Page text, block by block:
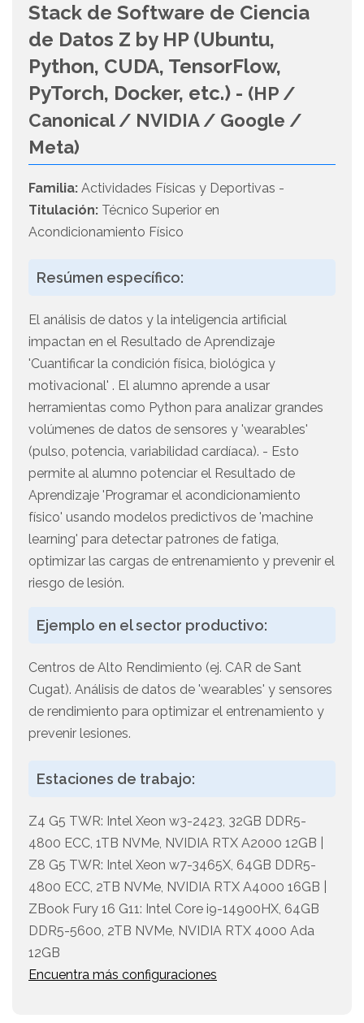
Stack de Software de Ciencia
de Datos Z by HP (Ubuntu,
Python, CUDA, TensorFlow,
PyTorch, Docker, etc.) - (HP /
Canonical / NVIDIA / Google /
Meta)
Familia: Actividades Físicas y Deportivas -
Titulación: Técnico Superior en
Acondicionamiento Físico
Resúmen específico:
El análisis de datos y la inteligencia artificial
impactan en el Resultado de Aprendizaje
'Cuantificar la condición física, biológica y
motivacional' . El alumno aprende a usar
herramientas como Python para analizar grandes
volúmenes de datos de sensores y 'wearables'
(pulso, potencia, variabilidad cardíaca). - Esto
permite al alumno potenciar el Resultado de
Aprendizaje 'Programar el acondicionamiento
físico' usando modelos predictivos de 'machine
learning' para detectar patrones de fatiga,
optimizar las cargas de entrenamiento y prevenir el
riesgo de lesión.
Ejemplo en el sector productivo:
Centros de Alto Rendimiento (ej. CAR de Sant
Cugat). Análisis de datos de 'wearables' y sensores
de rendimiento para optimizar el entrenamiento y
prevenir lesiones.
Estaciones de trabajo:
Z4 G5 TWR: Intel Xeon w3-2423, 32GB DDR5-
4800 ECC, 1TB NVMe, NVIDIA RTX A2000 12GB |
Z8 G5 TWR: Intel Xeon w7-3465X, 64GB DDR5-
4800 ECC, 2TB NVMe, NVIDIA RTX A4000 16GB |
ZBook Fury 16 G11: Intel Core i9-14900HX, 64GB
DDR5-5600, 2TB NVMe, NVIDIA RTX 4000 Ada
12GB
Encuentra más configuraciones